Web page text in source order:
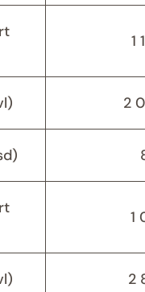
1
2
1
2